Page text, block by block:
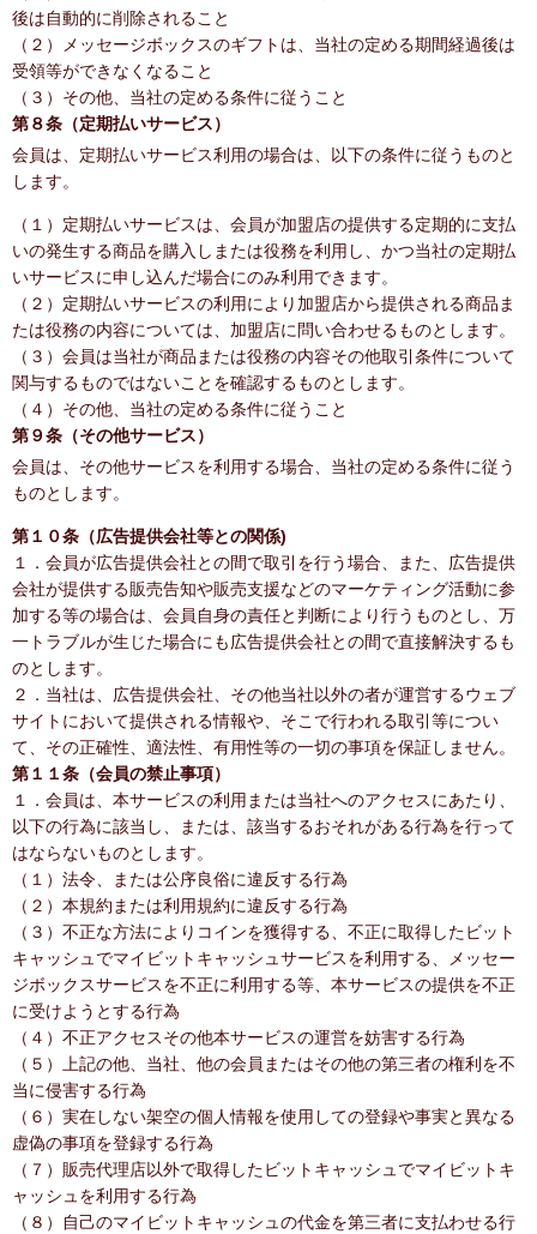
後は自動的に削除されること
（２）メッセージボックスのギフトは、当社の定める期間経過後は
受領等ができなくなること
（３）その他、当社の定める条件に従うこと
第８条（定期払いサービス）
会員は、定期払いサービス利用の場合は、以下の条件に従うものと
します。
（１）定期払いサービスは、会員が加盟店の提供する定期的に支払
いの発生する商品を購入しまたは役務を利用し、かつ当社の定期払
いサービスに申し込んだ場合にのみ利用できます。
（２）定期払いサービスの利用により加盟店から提供される商品ま
たは役務の内容については、加盟店に問い合わせるものとします。
（３）会員は当社が商品または役務の内容その他取引条件について
関与するものではないことを確認するものとします。
（４）その他、当社の定める条件に従うこと
第９条（その他サービス）
会員は、その他サービスを利用する場合、当社の定める条件に従う
ものとします。
第１０条（広告提供会社等との関係)
１．会員が広告提供会社との間で取引を行う場合、また、広告提供
会社が提供する販売告知や販売支援などのマーケティング活動に参
加する等の場合は、会員自身の責任と判断により行うものとし、万
一トラブルが生じた場合にも広告提供会社との間で直接解決するも
のとします。
２．当社は、広告提供会社、その他当社以外の者が運営するウェブ
サイトにおいて提供される情報や、そこで行われる取引等につい
て、その正確性、適法性、有用性等の一切の事項を保証しません。
第１１条（会員の禁止事項）
１．会員は、本サービスの利用または当社へのアクセスにあたり、
以下の行為に該当し、または、該当するおそれがある行為を行って
はならないものとします。
（１）法令、または公序良俗に違反する行為
（２）本規約または利用規約に違反する行為
（３）不正な方法によりコインを獲得する、不正に取得したビット
キャッシュでマイビットキャッシュサービスを利用する、メッセー
ジボックスサービスを不正に利用する等、本サービスの提供を不正
に受けようとする行為
（４）不正アクセスその他本サービスの運営を妨害する行為
（５）上記の他、当社、他の会員またはその他の第三者の権利を不
当に侵害する行為
（６）実在しない架空の個人情報を使用しての登録や事実と異なる
虚偽の事項を登録する行為
（７）販売代理店以外で取得したビットキャッシュでマイビットキ
ャッシュを利用する行為
（８）自己のマイビットキャッシュの代金を第三者に支払わせる行